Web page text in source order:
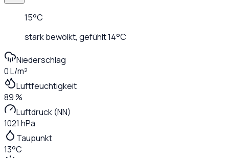
15°C
stark bewölkt, gefühlt14°C
Niederschlag
0 L/m²
Luftfeuchtigkeit
89 %
Luftdruck (NN)
1021 hPa
Taupunkt
13°C